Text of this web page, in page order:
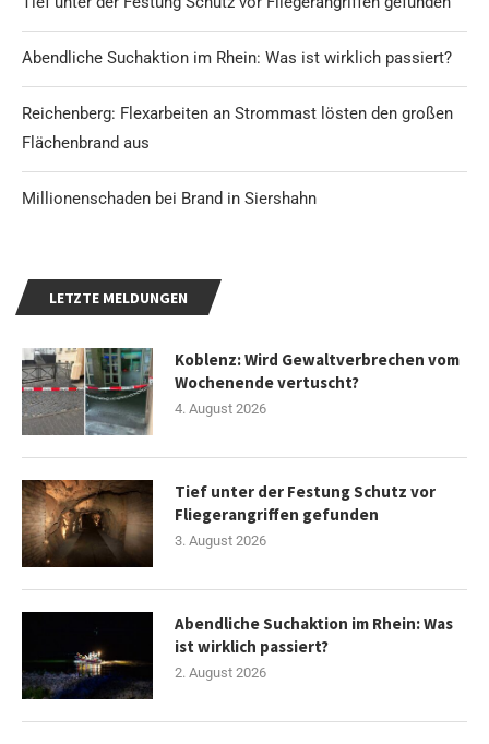
Abendliche Suchaktion im Rhein: Was ist wirklich passiert?
Reichenberg: Flexarbeiten an Strommast lösten den großen
Flächenbrand aus
Millionenschaden bei Brand in Siershahn
LETZTE MELDUNGEN
Koblenz: Wird Gewaltverbrechen vom
Wochenende vertuscht?
4. August 2026
Tief unter der Festung Schutz vor
Fliegerangriffen gefunden
3. August 2026
Abendliche Suchaktion im Rhein: Was
ist wirklich passiert?
2. August 2026